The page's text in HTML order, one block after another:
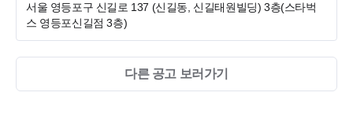
서울 영등포구 신길로 137 (신길동, 신길태원빌딩) 3층(스타벅
스 영등포신길점 3층)
다른 공고 보러가기